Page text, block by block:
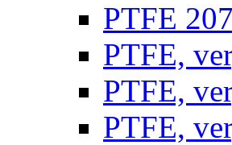
PTFE
PTFE,
PTFE,
PTFE,